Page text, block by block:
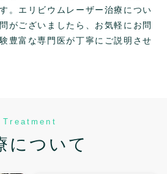
。エリビウムレーザー治療につい
がございましたら、お気軽にお問
豊富な専門医が丁寧にご説明させ
Treatment
について